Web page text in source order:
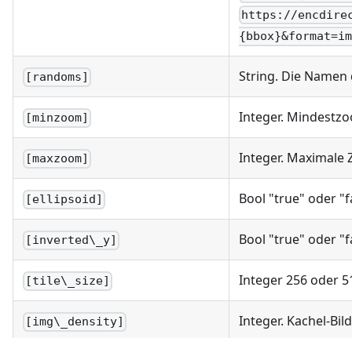
https://
[randoms] String. Die
[minzoom] Integer.
[maxzoom] Integer. Maximale
[ellipsoid] Bool "true" oder
[inverted\_y] Bool "true" oder
[tile\_size] Integer 256 oder
[img\_density] Integer. Kachel-